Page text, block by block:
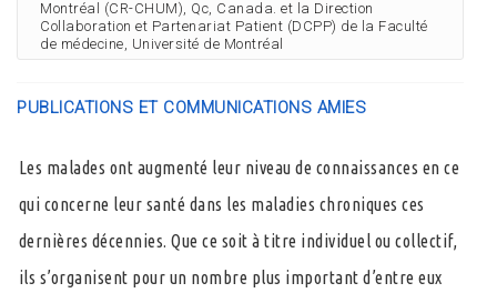
Montréal (CR-CHUM), Qc, Canada. et la Direction
Collaboration et Partenariat Patient (DCPP) de la Faculté
de médecine, Université de Montréal
PUBLICATIONS ET COMMUNICATIONS AMIES
Les malades ont augmenté leur niveau de connaissances en ce
qui concerne leur santé dans les maladies chroniques ces
dernières décennies. Que ce soit à titre individuel ou collectif,
ils s’organisent pour un nombre plus important d’entre eux